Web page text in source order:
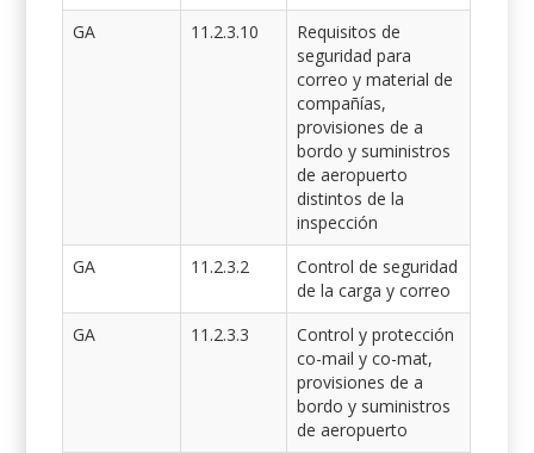
GA
11.2.3.10
Requisitos de
seguridad para
correo y material de
compañías,
provisiones de a
bordo y suministros
de aeropuerto
distintos de la
inspección
GA
11.2.3.2
Control de seguridad
de la carga y correo
GA
11.2.3.3
Control y protección
co-mail y co-mat,
provisiones de a
bordo y suministros
de aeropuerto